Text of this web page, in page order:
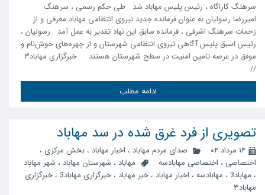
سرهنگ کاراگاه ، رئیس پلیس مهاباد شد طی حکم رسمی ، سرهنگ
امیررضا رسولیان به عنوان فرمانده جدید نیروی انتظامی مهاباد معرفی و از
زحمات سرهنگ اشرفی ، فرمانده سابق این نهاد تقدیر به عمل آمد رسولیان ،
رئیس اسبق پلیس آگاهی نیروی انتظامی شهرستان و از چهره‌های خوش‌نام و
موفق در عرصه تامین امنیت در سطح شهرستان هستند خبرگزاری مهاباد۳
//
ادامه مطلب
تصویری از فرد غرق شده در سد مهاباد
۱۴ مرداد ۰۴ صدای مردم مهاباد ، اخبار مهاباد ، بخش مرکزی ،
اختصاصی ، اختصاصی مهابادسه مهاباد ، شهرستان مهاباد ، شهر مهاباد
، مهاباد3 ، مهابادسه ، اخبار مهاباد ، خبر مهاباد ، خبرگزاری مهاباد3 ، خبرگزاری
مهاباد۳